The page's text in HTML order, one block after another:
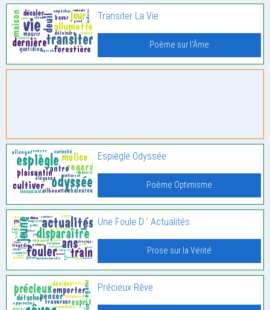
Transiter La Vie
Poème sur l'Âme
Espiègle Odyssée
Poème Optimisme
Une Foule D ’ Actualités
Prose sur la Vérité
Précieux Rêve